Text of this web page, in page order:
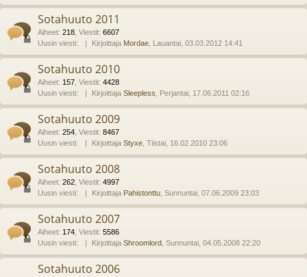
Sotahuuto 2011
Aiheet: 218 Viestit: 6607
Uusin viesti:
Kirjoittaja Mordae , Lauantai, 03.03.2012 14:41
Sotahuuto 2010
Aiheet: 157 Viestit: 4428
Uusin viesti:
Kirjoittaja Sleepless , Perjantai, 17.06.2011 02:16
Sotahuuto 2009
Aiheet: 254 Viestit: 8467
Uusin viesti:
Kirjoittaja Styxe , Tiistai, 16.02.2010 23:06
Sotahuuto 2008
Aiheet: 262 Viestit: 4997
Uusin viesti:
Kirjoittaja Pahistonttu , Sunnuntai, 07.06.2009 23:03
Sotahuuto 2007
Aiheet: 174 Viestit: 5586
Uusin viesti:
Kirjoittaja Shroomlord , Sunnuntai, 04.05.2008 22:20
Sotahuuto 2006